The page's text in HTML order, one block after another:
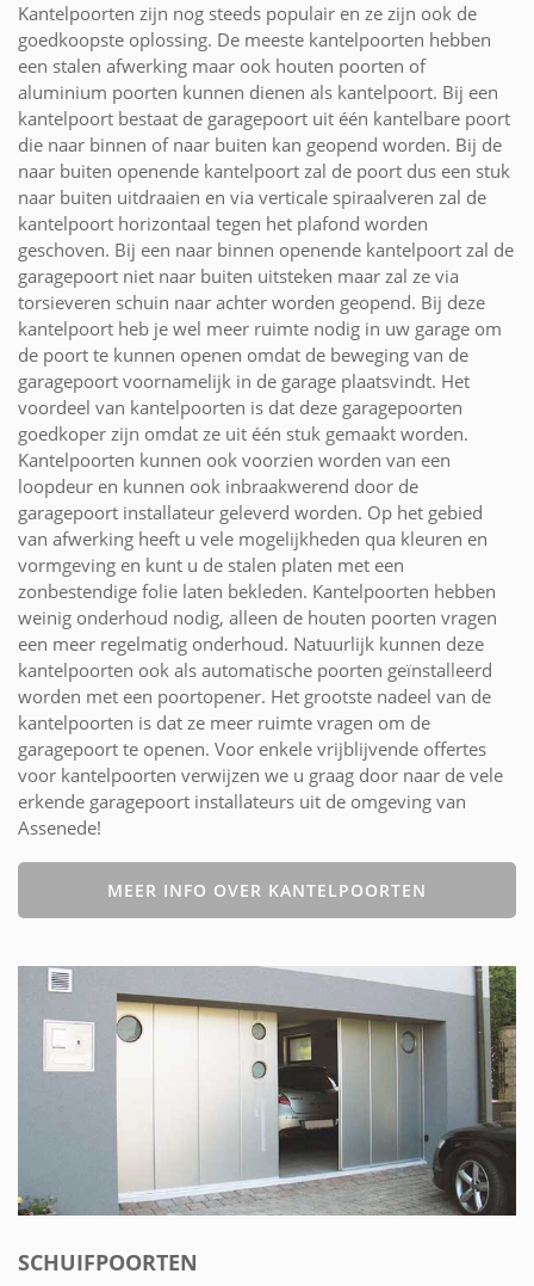
Kantelpoorten zijn nog steeds populair en ze zijn ook de
goedkoopste oplossing. De meeste kantelpoorten hebben
een stalen afwerking maar ook houten poorten of
aluminium poorten kunnen dienen als kantelpoort. Bij een
kantelpoort bestaat de garagepoort uit één kantelbare poort
die naar binnen of naar buiten kan geopend worden. Bij de
naar buiten openende kantelpoort zal de poort dus een stuk
naar buiten uitdraaien en via verticale spiraalveren zal de
kantelpoort horizontaal tegen het plafond worden
geschoven. Bij een naar binnen openende kantelpoort zal de
garagepoort niet naar buiten uitsteken maar zal ze via
torsieveren schuin naar achter worden geopend. Bij deze
kantelpoort heb je wel meer ruimte nodig in uw garage om
de poort te kunnen openen omdat de beweging van de
garagepoort voornamelijk in de garage plaatsvindt. Het
voordeel van kantelpoorten is dat deze garagepoorten
goedkoper zijn omdat ze uit één stuk gemaakt worden.
Kantelpoorten kunnen ook voorzien worden van een
loopdeur en kunnen ook inbraakwerend door de
garagepoort installateur geleverd worden. Op het gebied
van afwerking heeft u vele mogelijkheden qua kleuren en
vormgeving en kunt u de stalen platen met een
zonbestendige folie laten bekleden. Kantelpoorten hebben
weinig onderhoud nodig, alleen de houten poorten vragen
een meer regelmatig onderhoud. Natuurlijk kunnen deze
kantelpoorten ook als automatische poorten geïnstalleerd
worden met een poortopener. Het grootste nadeel van de
kantelpoorten is dat ze meer ruimte vragen om de
garagepoort te openen. Voor enkele vrijblijvende offertes
voor kantelpoorten verwijzen we u graag door naar de vele
erkende garagepoort installateurs uit de omgeving van
Assenede!
MEER INFO OVER KANTELPOORTEN
SCHUIFPOORTEN